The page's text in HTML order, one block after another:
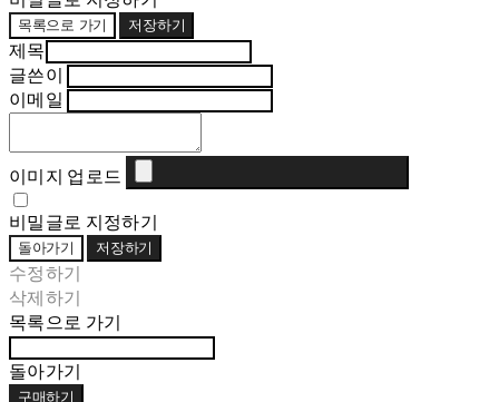
목록으로 가기 저장하기
제목
글쓴이
이메일
이미지 업로드
비밀글로 지정하기
돌아가기 저장하기
수정하기
삭제하기
목록으로 가기
돌아가기
구매하기